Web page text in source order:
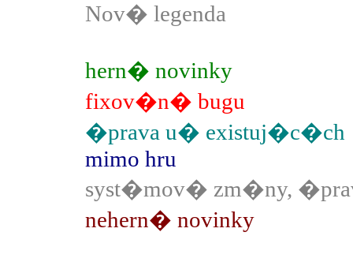
Nov� legenda
hern� novinky
fixov�n� bugu
�prava u� existuj�c�ch
mimo hru
syst�mov� zm�ny,
nehern� novinky